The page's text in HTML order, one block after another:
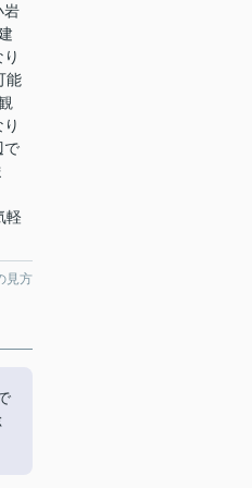
岩
能
で
軽
見方